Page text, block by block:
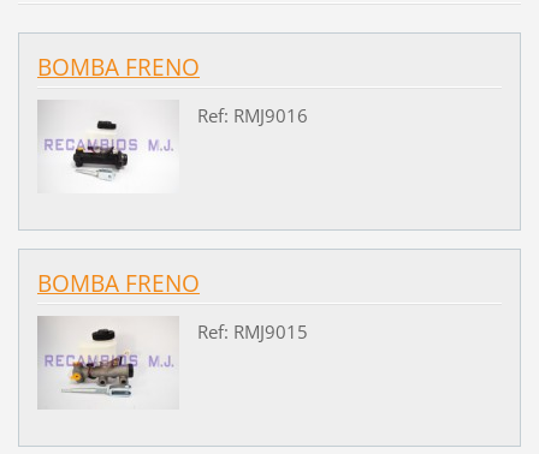
BOMBA FRENO
Ref: RMJ9016
BOMBA FRENO
Ref: RMJ9015